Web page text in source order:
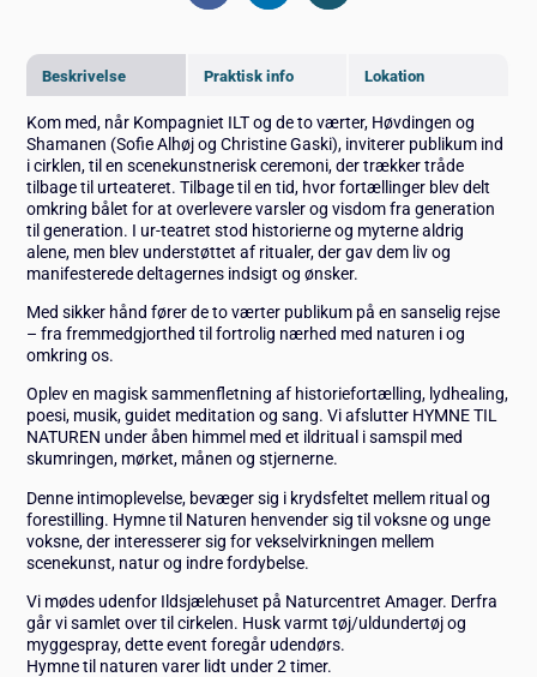
Beskrivelse Praktisk info Lokation
Kom med, når Kompagniet ILT og de to værter, Høvdingen og
Shamanen (Sofie Alhøj og Christine Gaski), inviterer publikum ind
i cirklen, til en scenekunstnerisk ceremoni, der trækker tråde
tilbage til urteateret. Tilbage til en tid, hvor fortællinger blev delt
omkring bålet for at overlevere varsler og visdom fra generation
til generation. I ur-teatret stod historierne og myterne aldrig
alene, men blev understøttet af ritualer, der gav dem liv og
manifesterede deltagernes indsigt og ønsker.
Med sikker hånd fører de to værter publikum på en sanselig rejse
– fra fremmedgjorthed til fortrolig nærhed med naturen i og
omkring os.
Oplev en magisk sammenfletning af historiefortælling, lydhealing,
poesi, musik, guidet meditation og sang. Vi afslutter HYMNE TIL
NATUREN under åben himmel med et ildritual i samspil med
skumringen, mørket, månen og stjernerne.
Denne intimoplevelse, bevæger sig i krydsfeltet mellem ritual og
forestilling. Hymne til Naturen henvender sig til voksne og unge
voksne, der interesserer sig for vekselvirkningen mellem
scenekunst, natur og indre fordybelse.
Vi mødes udenfor Ildsjælehuset på Naturcentret Amager. Derfra
går vi samlet over til cirkelen. Husk varmt tøj/uldundertøj og
myggespray, dette event foregår udendørs.
Hymne til naturen varer lidt under 2 timer.